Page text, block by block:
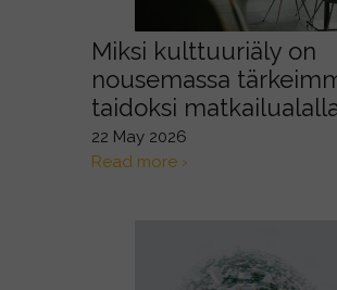
Miksi kulttuuriäly on
nousemassa
taidoksi
22 May 2026
Read more ›